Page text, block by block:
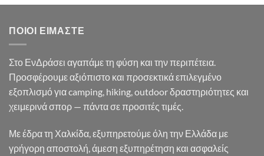
35.90€.είναι:
ΠΟΙΟΙ ΕΊΜΑΣΤΕ
Στο ΕνΔράσει αγαπάμε τη φύση και την περιπέτεια.
Προσφέρουμε αξιόπιστο και προσεκτικά επιλεγμένο
εξοπλισμό για camping, hiking, outdoor δραστηριότητες και
χειμερινά σπορ — πάντα σε προσιτές τιμές.
Με έδρα τη Χαλκίδα, εξυπηρετούμε όλη την Ελλάδα με
γρήγορη αποστολή, άμεση εξυπηρέτηση και ασφαλείς